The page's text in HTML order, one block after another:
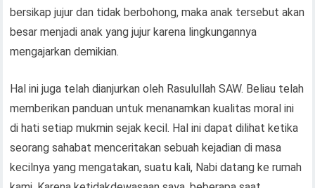
bersikap jujur dan tidak berbohong, maka anak tersebut akan
besar menjadi anak yang jujur karena lingkungannya
mengajarkan demikian.
Hal ini juga telah dianjurkan oleh Rasulullah SAW. Beliau telah
memberikan panduan untuk menanamkan kualitas moral ini
di hati setiap mukmin sejak kecil. Hal ini dapat dilihat ketika
seorang sahabat menceritakan sebuah kejadian di masa
kecilnya yang mengatakan, suatu kali, Nabi datang ke rumah